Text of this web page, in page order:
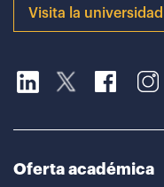
Visita la universidad
Oferta académica